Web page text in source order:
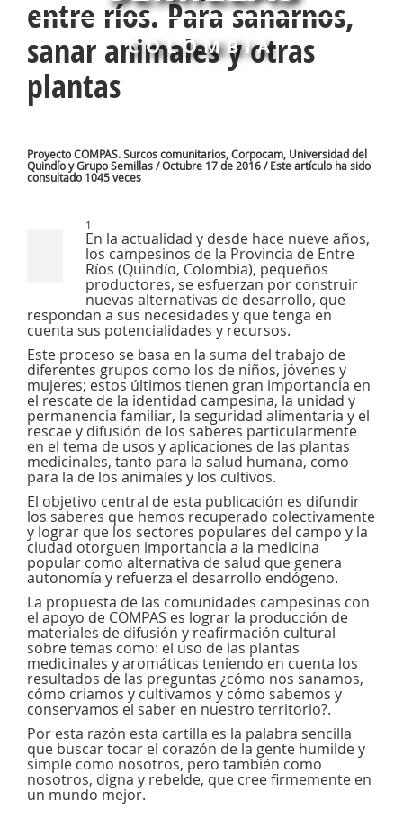
COLOMBIA
entre ríos. Para sanarnos,
sanar animales y otras
plantas
Proyecto COMPAS. Surcos comunitarios, Corpocam, Universidad del
Quindío y Grupo Semillas / Octubre 17 de 2016 / Este artículo ha sido
consultado 1045 veces
1
En la actualidad y desde hace nueve años,
los campesinos de la Provincia de Entre
Ríos (Quindío, Colombia), pequeños
productores, se esfuerzan por construir
nuevas alternativas de desarrollo, que
respondan a sus necesidades y que tenga en
cuenta sus potencialidades y recursos.
Este proceso se basa en la suma del trabajo de
diferentes grupos como los de niños, jóvenes y
mujeres; estos últimos tienen gran importancia en
el rescate de la identidad campesina, la unidad y
permanencia familiar, la seguridad alimentaria y el
rescae y difusión de los saberes particularmente
en el tema de usos y aplicaciones de las plantas
medicinales, tanto para la salud humana, como
para la de los animales y los cultivos.
El objetivo central de esta publicación es difundir
los saberes que hemos recuperado colectivamente
y lograr que los sectores populares del campo y la
ciudad otorguen importancia a la medicina
popular como alternativa de salud que genera
autonomía y refuerza el desarrollo endógeno.
La propuesta de las comunidades campesinas con
el apoyo de COMPAS es lograr la producción de
materiales de difusión y reafirmación cultural
sobre temas como: el uso de las plantas
medicinales y aromáticas teniendo en cuenta los
resultados de las preguntas ¿cómo nos sanamos,
cómo criamos y cultivamos y cómo sabemos y
conservamos el saber en nuestro territorio?.
Por esta razón esta cartilla es la palabra sencilla
que buscar tocar el corazón de la gente humilde y
simple como nosotros, pero también como
nosotros, digna y rebelde, que cree firmemente en
un mundo mejor.